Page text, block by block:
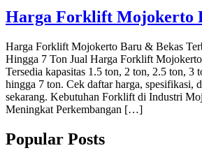
Harga Forklift Mojokerto
Harga Forklift Mojokerto Baru & Bekas
Hingga 7 Ton Jual Harga Forklift
Tersedia kapasitas 1.5 ton, 2 ton, 2.5 ton, 3
hingga 7 ton. Cek daftar harga, spesifikasi,
sekarang. Kebutuhan Forklift di Industri
Meningkat Perkembangan […]
Popular Posts